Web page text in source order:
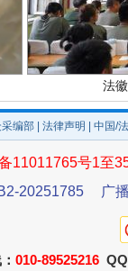
法
编部 法律声明 | 中国/
11011765号1至
20251785
广
010-89525216